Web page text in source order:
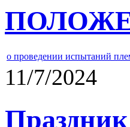
о проведении испытаний
11/7/2024
Праздник